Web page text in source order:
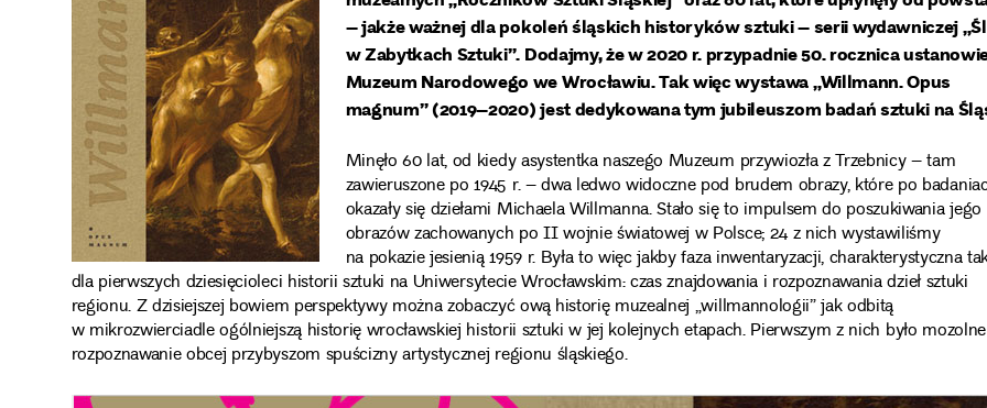
– jakże ważnej dla pokoleń śląskich historyków sztuki – serii wydawniczej
w Zabytkach Sztuki”. Dodajmy, że w 2020 r. przypadnie 50. rocznica
Muzeum Narodowego we Wrocławiu. Tak więc wystawa „Willmann. Opus
magnum” (2019–2020) jest dedykowana tym jubileuszom badań sztuki na
Minęło 60 lat, od kiedy asystentka naszego Muzeum przywiozła z Trzebnicy – tam
zawieruszone po 1945 r. – dwa ledwo widoczne pod brudem obrazy, które po
okazały się dziełami Michaela Willmanna. Stało się to impulsem do poszukiwania jego
obrazów zachowanych po II wojnie światowej w Polsce; 24 z nich wystawiliśmy
na pokazie jesienią 1959 r. Była to więc jakby faza inwentaryzacji, charakterystyczna
dla pierwszych dziesięcioleci historii sztuki na Uniwersytecie Wrocławskim: czas znajdowania i rozpoznawania dzieł sztuki
regionu. Z dzisiejszej bowiem perspektywy można zobaczyć ową historię muzealnej „willmannologii” jak odbitą
w mikrozwierciadle ogólniejszą historię wrocławskiej historii sztuki w jej kolejnych etapach. Pierwszym z nich było mozolne
rozpoznawanie obcej przybyszom spuścizny artystycznej regionu śląskiego.